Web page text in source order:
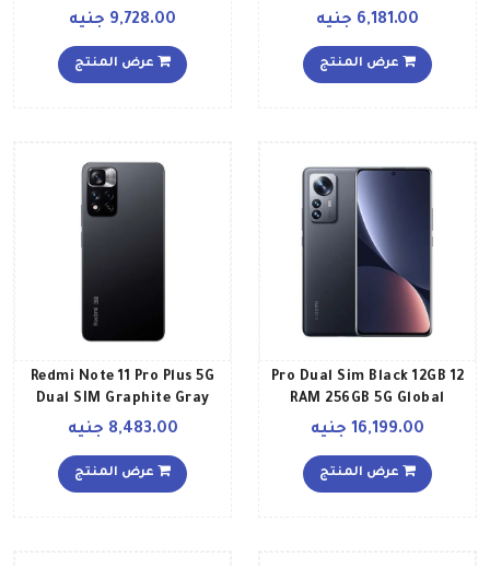
128GB 4G LTE
6,181.00 جنيه
عرض المنتج
RAM 128GB Global Version
9,728.00 جنيه
عرض المنتج
12 Pro Dual Sim Black 12GB
RAM 256GB 5G Global
Version
16,199.00 جنيه
عرض المنتج
Redmi Note 11 Pro Plus 5G
Dual SIM Graphite Gray
8GB RAM 128GB Global
8,483.00 جنيه
عرض المنتج